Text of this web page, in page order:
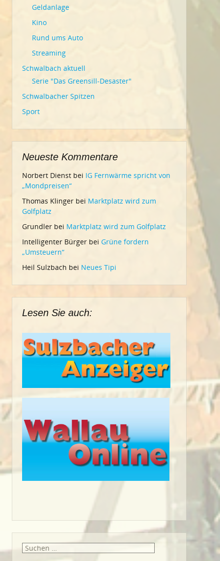
Geldanlage
Kino
Rund ums Auto
Streaming
Schwalbach aktuell
Serie "Das Greensill-Desaster"
Schwalbacher Spitzen
Sport
Neueste Kommentare
Norbert Dienst bei IG Fernwärme spricht von
„Mondpreisen“
Thomas Klinger bei Marktplatz wird zum
Golfplatz
Grundler bei Marktplatz wird zum Golfplatz
Intelligenter Bürger bei Grüne fordern
„Umsteuern“
Heil Sulzbach bei Neues Tipi
Lesen Sie auch:
Suche